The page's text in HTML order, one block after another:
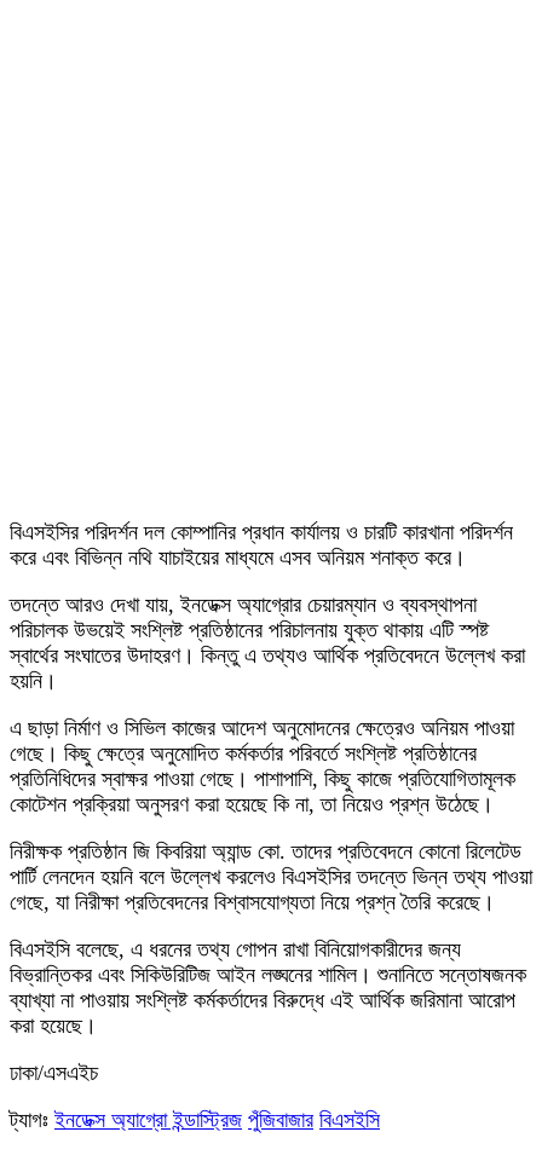
বিএসইসির পরিদর্শন দল কোম্পানির প্রধান কার্যালয় ও চারটি কারখানা পরিদর্শন
করে এবং বিভিন্ন নথি যাচাইয়ের মাধ্যমে এসব অনিয়ম শনাক্ত করে।
তদন্তে আরও দেখা যায়, ইনডেক্স অ্যাগ্রোর চেয়ারম্যান ও ব্যবস্থাপনা
পরিচালক উভয়েই সংশ্লিষ্ট প্রতিষ্ঠানের পরিচালনায় যুক্ত থাকায় এটি স্পষ্ট
স্বার্থের সংঘাতের উদাহরণ। কিন্তু এ তথ্যও আর্থিক প্রতিবেদনে উল্লেখ করা
হয়নি।
এ ছাড়া নির্মাণ ও সিভিল কাজের আদেশ অনুমোদনের ক্ষেত্রেও অনিয়ম পাওয়া
গেছে। কিছু ক্ষেত্রে অনুমোদিত কর্মকর্তার পরিবর্তে সংশ্লিষ্ট প্রতিষ্ঠানের
প্রতিনিধিদের স্বাক্ষর পাওয়া গেছে। পাশাপাশি, কিছু কাজে প্রতিযোগিতামূলক
কোটেশন প্রক্রিয়া অনুসরণ করা হয়েছে কি না, তা নিয়েও প্রশ্ন উঠেছে।
নিরীক্ষক প্রতিষ্ঠান জি কিবরিয়া অ্যান্ড কো. তাদের প্রতিবেদনে কোনো রিলেটেড
পার্টি লেনদেন হয়নি বলে উল্লেখ করলেও বিএসইসির তদন্তে ভিন্ন তথ্য পাওয়া
গেছে, যা নিরীক্ষা প্রতিবেদনের বিশ্বাসযোগ্যতা নিয়ে প্রশ্ন তৈরি করেছে।
বিএসইসি বলেছে, এ ধরনের তথ্য গোপন রাখা বিনিয়োগকারীদের জন্য
বিভ্রান্তিকর এবং সিকিউরিটিজ আইন লঙ্ঘনের শামিল। শুনানিতে সন্তোষজনক
ব্যাখ্যা না পাওয়ায় সংশ্লিষ্ট কর্মকর্তাদের বিরুদ্ধে এই আর্থিক জরিমানা আরোপ
করা হয়েছে।
ঢাকা/এসএইচ
ট্যাগঃইনডেক্স অ্যাগ্রো ইন্ডাস্ট্রিজ পুঁজিবাজার বিএসইসি